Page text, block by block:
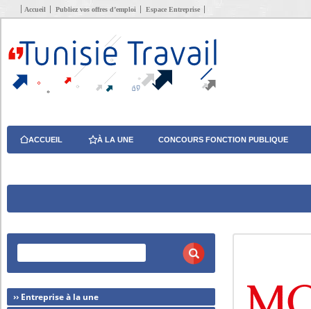
Accueil Publiez vos offres d’emploi Espace Entreprise
ACCUEIL À LA UNE CONCOURS FONCTION PUBLIQUE
›› Entreprise à la une